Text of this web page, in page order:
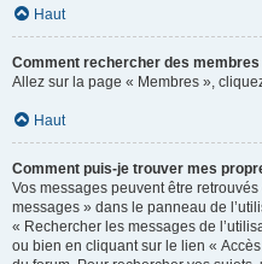
Haut
Comment rechercher des membres
Allez sur la page « Membres »,
Haut
Comment puis-je trouver mes
Vos messages peuvent être
messages » dans le panneau de
« Rechercher les messages de
ou bien en cliquant sur le lien «